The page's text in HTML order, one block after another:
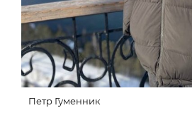
Петр Гуменник